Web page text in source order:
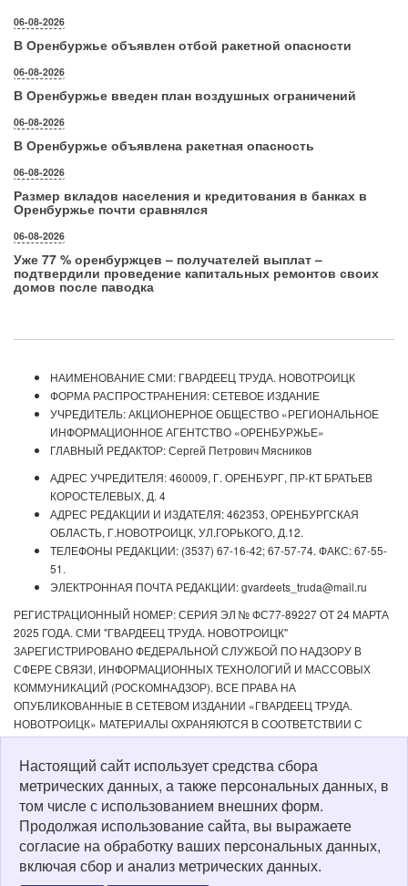
06-08-2026
В Оренбуржье объявлен отбой ракетной опасности
06-08-2026
В Оренбуржье введен план воздушных ограничений
06-08-2026
В Оренбуржье объявлена ракетная опасность
06-08-2026
Размер вкладов населения и кредитования в банках в
Оренбуржье почти сравнялся
06-08-2026
Уже 77 % оренбуржцев – получателей выплат –
подтвердили проведение капитальных ремонтов своих
домов после паводка
НАИМЕНОВАНИЕ СМИ: ГВАРДЕЕЦ ТРУДА. НОВОТРОИЦК
ФОРМА РАСПРОСТРАНЕНИЯ: СЕТЕВОЕ ИЗДАНИЕ
УЧРЕДИТЕЛЬ: АКЦИОНЕРНОЕ ОБЩЕСТВО «РЕГИОНАЛЬНОЕ
ИНФОРМАЦИОННОЕ АГЕНТСТВО «ОРЕНБУРЖЬЕ»
ГЛАВНЫЙ РЕДАКТОР: Сергей Петрович Мясников
АДРЕС УЧРЕДИТЕЛЯ: 460009, Г. ОРЕНБУРГ, ПР-КТ БРАТЬЕВ
КОРОСТЕЛЕВЫХ, Д. 4
АДРЕС РЕДАКЦИИ И ИЗДАТЕЛЯ: 462353, ОРЕНБУРГСКАЯ
ОБЛАСТЬ, Г.НОВОТРОИЦК, УЛ.ГОРЬКОГО, Д.12.
ТЕЛЕФОНЫ РЕДАКЦИИ: (3537) 67-16-42; 67-57-74. ФАКС: 67-55-
51.
ЭЛЕКТРОННАЯ ПОЧТА РЕДАКЦИИ: gvardeets_truda@mail.ru
РЕГИСТРАЦИОННЫЙ НОМЕР: СЕРИЯ ЭЛ № ФС77-89227 ОТ 24 МАРТА
2025 ГОДА. СМИ "ГВАРДЕЕЦ ТРУДА. НОВОТРОИЦК"
ЗАРЕГИСТРИРОВАНО ФЕДЕРАЛЬНОЙ СЛУЖБОЙ ПО НАДЗОРУ В
СФЕРЕ СВЯЗИ, ИНФОРМАЦИОННЫХ ТЕХНОЛОГИЙ И МАССОВЫХ
КОММУНИКАЦИЙ (РОСКОМНАДЗОР). ВСЕ ПРАВА НА
ОПУБЛИКОВАННЫЕ В СЕТЕВОМ ИЗДАНИИ «ГВАРДЕЕЦ ТРУДА.
НОВОТРОИЦК» МАТЕРИАЛЫ ОХРАНЯЮТСЯ В СООТВЕТСТВИИ С
ЗАКОНОДАТЕЛЬСТВОМ РФ. ЛЮБОЕ ИСПОЛЬЗОВАНИЕ МАТЕРИАЛОВ
ДОПУСКАЕТСЯ ТОЛЬКО ПО СОГЛАСОВАНИЮ С РЕДАКЦИЕЙ С
ОБЯЗАТЕЛЬНОЙ АКТИВНОЙ ССЫЛКОЙ НА ИСТОЧНИК. РЕДАКЦИЯ НЕ
НЕСЕТ ОТВЕТСТВЕННОСТИ ЗА ДОСТОВЕРНОСТЬ РЕКЛАМНЫХ
МАТЕРИАЛОВ, РАЗМЕЩЕННЫХ В СЕТЕВОМ ИЗДАНИИ «ГВАРДЕЕЦ
ТРУДА. НОВОТРОИЦК», А ТАКЖЕ ЗА СОДЕРЖАНИЕ ВЕБ-САЙТОВ, НА
КОТОРЫЕ ДАНЫ ГИПЕРССЫЛКИ. ДЛЯ ДЕТЕЙ СТАРШЕ 16 ЛЕТ.
Политика о персональных данных
Настоящий сайт использует средства сбора
метрических данных, а также персональных данных, в
том числе с использованием внешних форм.
Продолжая использование сайта, вы выражаете
согласие на обработку ваших персональных данных,
включая сбор и анализ метрических данных.